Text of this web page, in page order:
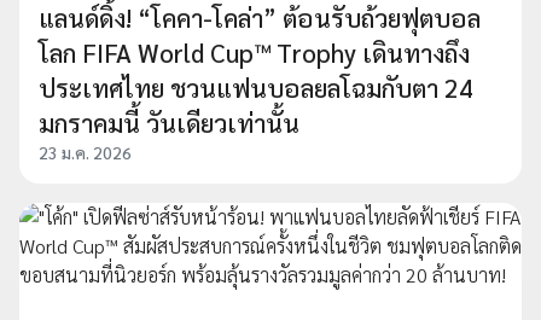
แลนด์ดิ้ง! “โคคา-โคล่า” ต้อนรับถ้วยฟุตบอล
โลก FIFA World Cup™ Trophy เดินทางถึง
ประเทศไทย ชวนแฟนบอลยลโฉมกับตา 24
มกราคมนี้ วันเดียวเท่านั้น
23 ม.ค. 2026